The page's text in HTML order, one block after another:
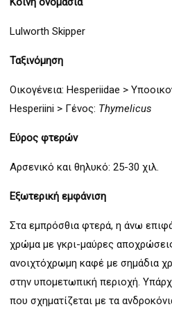
Lulworth Skipper
Ταξινόμηση
Οικογένεια: Hesperiidae >
Hesperiini > Γένος: Thymelicus
Εύρος φτερών
Αρσενικό και θηλυκό: 25-30 χιλ.
Εξωτερική εμφάνιση
Στα εμπρόσθια φτερά, η άνω
χρώμα με γκρι-μαύρες
ανοιχτόχρωμη καφέ με σημάδια
στην υπομετωπική περιοχή.
που σχηματίζεται με τα